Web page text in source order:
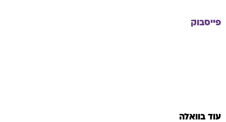
פייסבוק
עוד בוואלה